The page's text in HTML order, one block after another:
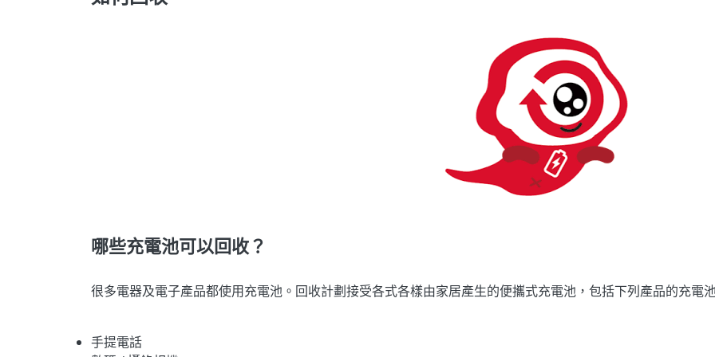
哪些充電池可以回收？
很多電器及電子產品都使用充電池。回收計劃接受各式各樣由家居產生的便攜式充電池，包括下列產品的充電
手提電話